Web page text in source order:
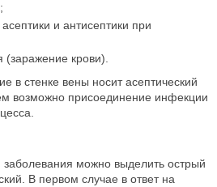
;
и антисептики при
(заражение крови).
в стенке вены носит асептический
возможно присоединение инфекции
заболевания можно выделить острый
В первом случае в ответ на